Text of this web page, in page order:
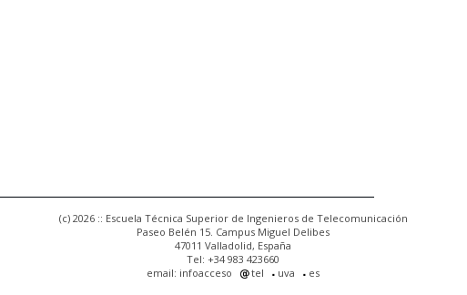
(c) 2026 :: Escuela Técnica Superior de Ingenieros de Telecomunicación
Paseo Belén 15. Campus Miguel Delibes
47011 Valladolid, España
Tel: +34 983 423660
email: infoacceso
tel uva es